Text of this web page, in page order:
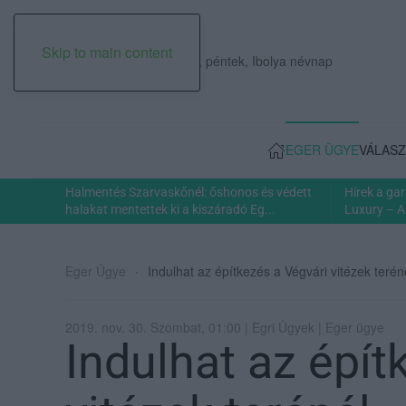
Skip to main content
2026. augusztus 07., péntek, Ibolya névnap
EGER ÜGYE
Halmentés Szarvaskőnél: őshonos és védett
halakat mentettek ki a kiszáradó Eg...
Hírek a
Luxury –
Eger Ügye Indulhat az építkezés a Végvári vitézek
2019. nov. 30. Szombat, 01:00 | Egri Ügyek | Eger ügye
Indulhat az